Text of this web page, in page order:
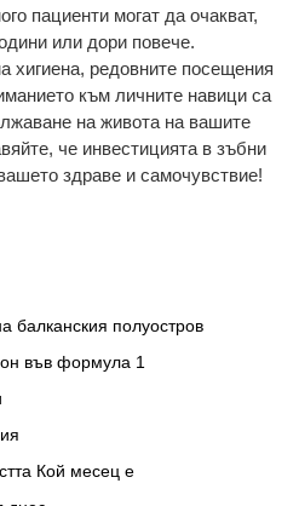
пациенти могат да очакват,
или дори повече.
хигиена, редовните посещения
към личните навици са
на живота на вашите
че инвестицията в зъбни
здраве и самочувствие!
балканския полуостров
във формула 1
Кой месец е